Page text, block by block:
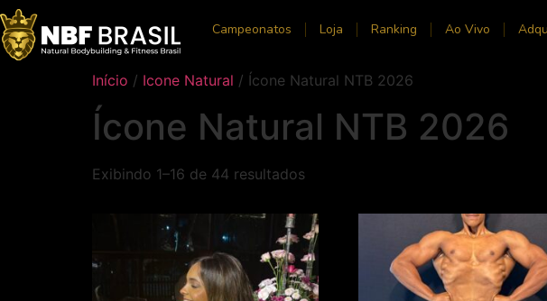
Campeonatos Loja Ranking Ao Vivo
Início / Icone Natural / Ícone Natural NTB 2026
Ícone Natural NTB 2026
Exibindo 1–16 de 44 resultados